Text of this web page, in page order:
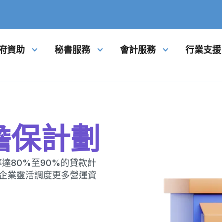
資助 秘書服務 會計服務 行業支援
計劃
達80%至90%的貸款計
業靈活調度更多營運資